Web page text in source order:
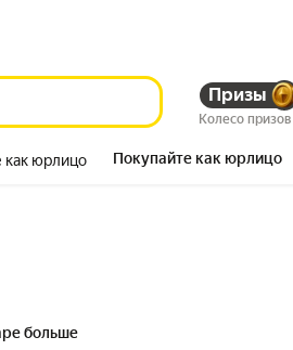
Призы
Колесо призов
как юрлицо Покупайте как юрлицо
больше